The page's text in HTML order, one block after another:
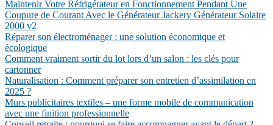
Maintenir Votre Réfrigérateur en Fonctionnement Pendant Une
Coupure de Courant Avec le Générateur Jackery Générateur Solaire
2000 v2
Réparer son électroménager : une solution économique et
écologique
Comment vraiment sortir du lot lors d’un salon : les clés pour
cartonner
Naturalisation : Comment préparer son entretien d’assimilation en
2025 ?
Murs publicitaires textiles – une forme mobile de communication
avec une finition professionnelle